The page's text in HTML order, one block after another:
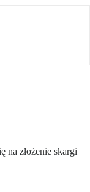
na złożenie skargi